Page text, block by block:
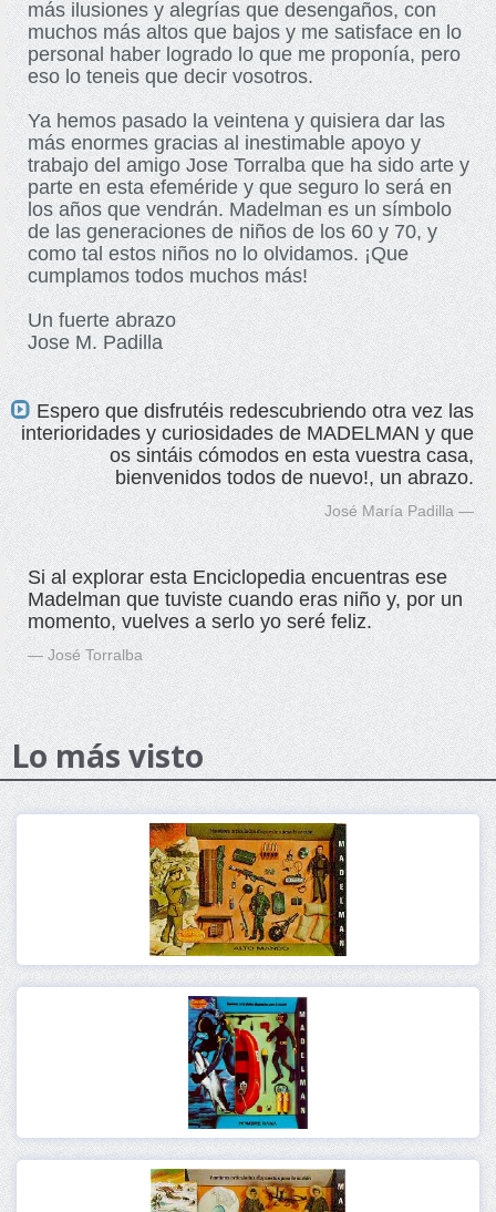
más ilusiones y alegrías que desengaños, con
muchos más altos que bajos y me satisface en lo
personal haber logrado lo que me proponía, pero
eso lo teneis que decir vosotros.
Ya hemos pasado la veintena y quisiera dar las
más enormes gracias al inestimable apoyo y
trabajo del amigo Jose Torralba que ha sido arte y
parte en esta efeméride y que seguro lo será en
los años que vendrán. Madelman es un símbolo
de las generaciones de niños de los 60 y 70, y
como tal estos niños no lo olvidamos. ¡Que
cumplamos todos muchos más!
Un fuerte abrazo
Jose M. Padilla
Espero que disfrutéis redescubriendo otra vez las
interioridades y curiosidades de MADELMAN y que
os sintáis cómodos en esta vuestra casa,
bienvenidos todos de nuevo!, un abrazo.
José María Padilla
Si al explorar esta Enciclopedia encuentras ese
Madelman que tuviste cuando eras niño y, por un
momento, vuelves a serlo yo seré feliz.
José Torralba
Lo más visto
Ver
Ver